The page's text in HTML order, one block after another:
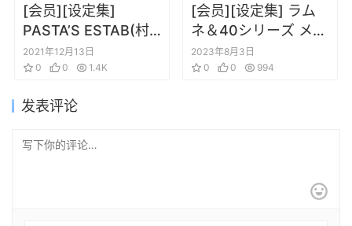
[会员][设定集]
PASTA’S ESTAB(村
田莲尔) SPHERES
Pre++ LAST EXILE
(LAST EXILE)
2021年12月13日
0
0 1.4K
[会员][设定集] ラム
ネ＆40シリーズ メモ
リアルブック 猛烈熱
血大全
2023年8月3日
0
0 994
发表评论